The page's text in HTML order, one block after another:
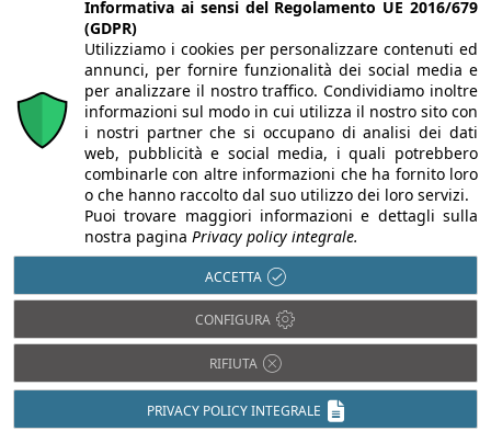
Chi siamo Autori Per la tua pubblicità
Iscriviti alla
newsletter
Infobuild è testata registrata presso il Tribunale di Milano al n° 63
dell’8/3/2013 - ISSN 2282-2267
© 2000-2026 Infoweb srl - P.IVA 13155920153 - Tutti i diritti
riservati |Privacy
Informativa ai sensi del Regolamento UE 2016/679
(GDPR)
Utilizziamo i cookies per personalizzare contenuti ed
annunci, per fornire funzionalità dei social media e
per analizzare il nostro traffico. Condividiamo inoltre
informazioni sul modo in cui utilizza il nostro sito con
i nostri partner che si occupano di analisi dei dati
web, pubblicità e social media, i quali potrebbero
combinarle con altre informazioni che ha fornito loro
o che hanno raccolto dal suo utilizzo dei loro servizi.
Puoi trovare maggiori informazioni e dettagli sulla
nostra pagina Privacy policy integrale.
ACCETTA
CONFIGURA
RIFIUTA
PRIVACY POLICY INTEGRALE